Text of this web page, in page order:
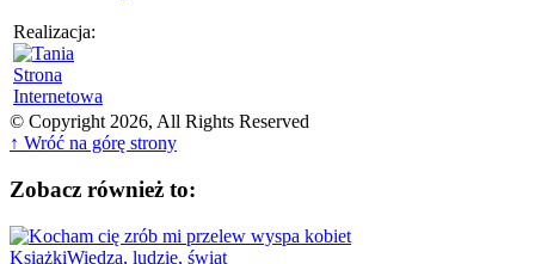
Realizacja:
© Copyright 2026, All Rights Reserved
↑ Wróć na górę strony
Zobacz również to:
KsiążkiWiedza, ludzie, świat